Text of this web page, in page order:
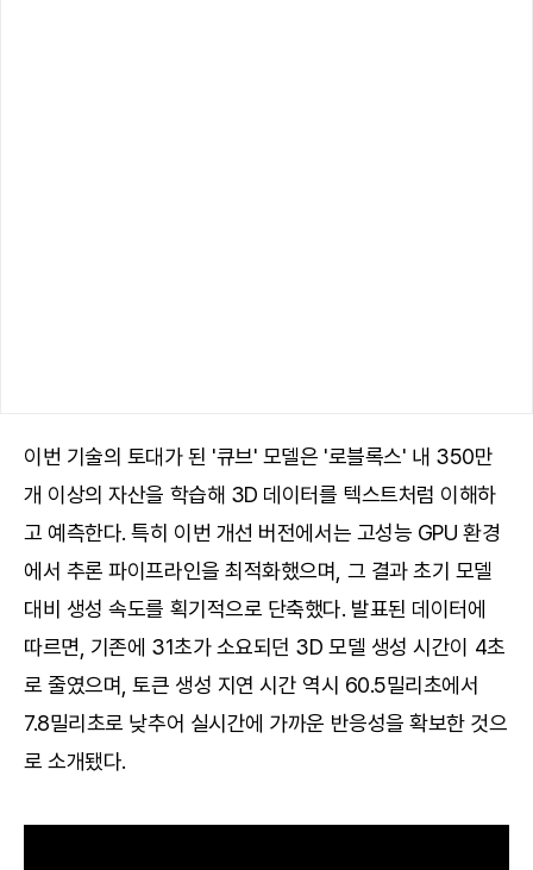
이번 기술의 토대가 된 '큐브' 모델은 '로블록스' 내 350만
개 이상의 자산을 학습해 3D 데이터를 텍스트처럼 이해하
고 예측한다. 특히 이번 개선 버전에서는 고성능 GPU 환경
에서 추론 파이프라인을 최적화했으며, 그 결과 초기 모델
대비 생성 속도를 획기적으로 단축했다. 발표된 데이터에
따르면, 기존에 31초가 소요되던 3D 모델 생성 시간이 4초
로 줄였으며, 토큰 생성 지연 시간 역시 60.5밀리초에서
7.8밀리초로 낮추어 실시간에 가까운 반응성을 확보한 것으
로 소개됐다.